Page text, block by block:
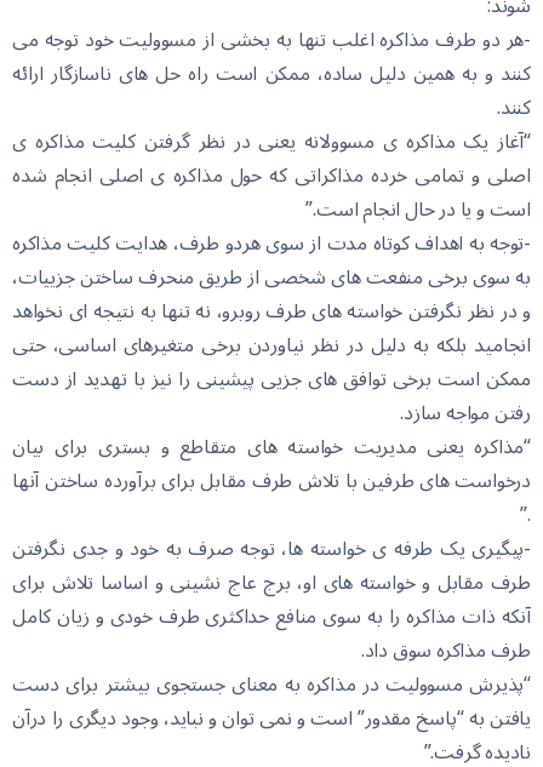
-هر دو طرف مذاکره اغلب تنها به بخشی از مسوولیت خود توجه می
کنند و به همین دلیل ساده، ممکن است راه حل های ناسازگار ارائه
کنند.
“آغاز یک مذاکره ی مسوولانه یعنی در نظر گرفتن کلیت مذاکره ی
اصلی و تمامی خرده مذاکراتی که حول مذاکره ی اصلی انجام شده
است و یا در حال انجام است.”
-توجه به اهداف کوتاه مدت از سوی هردو طرف، هدایت کلیت مذاکره
به سوی برخی منفعت های شخصی از طریق منحرف ساختن جزییات،
و در نظر نگرفتن خواسته های طرف روبرو، نه تنها به نتیجه ای نخواهد
انجامید بلکه به دلیل در نظر نیاوردن برخی متغیرهای اساسی، حتی
ممکن است برخی توافق های جزیی پیشینی را نیز با تهدید از دست
رفتن مواجه سازد.
“مذاکره یعنی مدیریت خواسته های متقاطع و بستری برای بیان
درخواست های طرفین با تلاش طرف مقابل برای برآورده ساختن آنها
.”
-پیگیری یک طرفه ی خواسته ها، توجه صرف به خود و جدی نگرفتن
طرف مقابل و خواسته های او، برج عاج نشینی و اساسا تلاش برای
آنکه ذات مذاکره را به سوی منافع حداکثری طرف خودی و زیان کامل
طرف مذاکره سوق داد.
“پذیرش مسوولیت در مذاکره به معنای جستجوی بیشتر برای دست
یافتن به “پاسخ مقدور” است و نمی توان و نباید، وجود دیگری را درآن
نادیده گرفت.”